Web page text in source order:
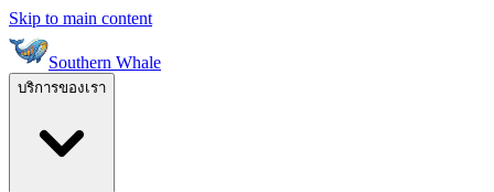
Skip to main content
Southern Whale
บริการของเรา